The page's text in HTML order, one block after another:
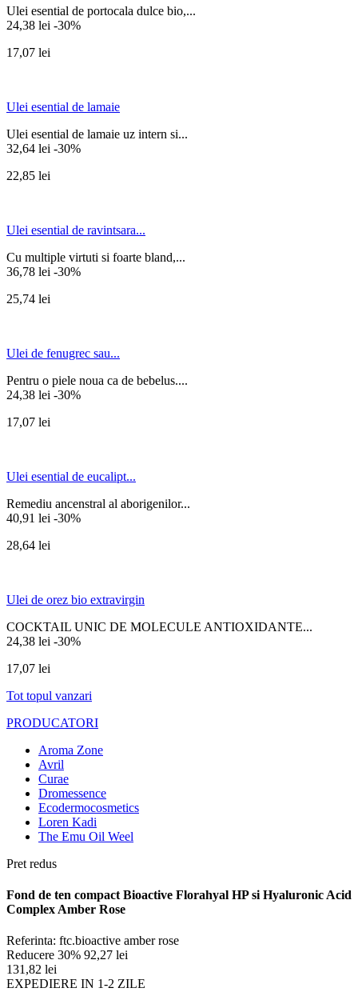
Ulei esential de portocala dulce bio,...
24,38 lei -30%
17,07 lei
Ulei esential de lamaie
Ulei esential de lamaie uz intern si...
32,64 lei -30%
22,85 lei
Ulei esential de ravintsara...
Cu multiple virtuti si foarte bland,...
36,78 lei -30%
25,74 lei
Ulei de fenugrec sau...
Pentru o piele noua ca de bebelus....
24,38 lei -30%
17,07 lei
Ulei esential de eucalipt...
Remediu ancenstral al aborigenilor...
40,91 lei -30%
28,64 lei
Ulei de orez bio extravirgin
COCKTAIL UNIC DE MOLECULE ANTIOXIDANTE...
24,38 lei -30%
17,07 lei
Tot topul vanzari
PRODUCATORI
Aroma Zone
Avril
Curae
Dromessence
Ecodermocosmetics
Loren Kadi
The Emu Oil Weel
Pret redus
Fond de ten compact Bioactive Florahyal HP si Hyaluronic Acid
Complex Amber Rose
Referinta: ftc.bioactive amber rose
Reducere 30% 92,27 lei
131,82 lei
EXPEDIERE IN 1-2 ZILE